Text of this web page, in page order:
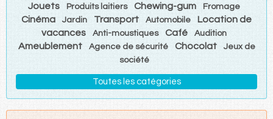
Jouets Produits laitiers Chewing-gum Fromage
Cinéma Jardin Transport Automobile
Location de
vacances
Anti-moustiques Café Audition
Ameublement Agence de sécurité Chocolat
Jeux de
société
Toutes les catégories